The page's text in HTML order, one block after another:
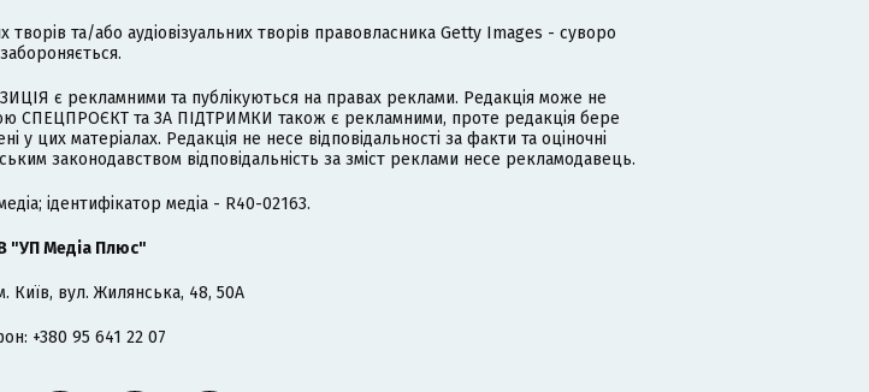
та/або аудіовізуальних творів правовласника Getty Images - суворо
забороняється.
є рекламними та публікуються на правах реклами. Редакція може не
СПЕЦПРОЄКТ та ЗА ПІДТРИМКИ також є рекламними, проте редакція бере
у цих матеріалах. Редакція не несе відповідальності за факти та оціночні
законодавством відповідальність за зміст реклами несе рекламодавець.
ідентифікатор медіа - R40-02163.
"УП Медіа Плюс"
Київ, вул. Жилянська, 48, 50А
+380 95 641 22 07